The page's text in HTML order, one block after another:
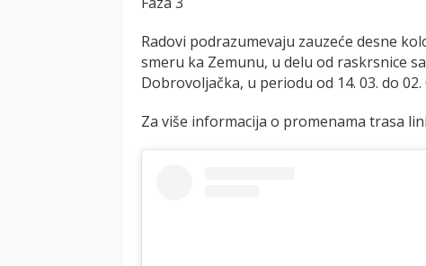
Radovi podrazumevaju zauzeće desne
smeru ka Zemunu, u delu od raskrsnice
Dobrovoljačka, u periodu od 14. 03. do 02.
Za više informacija o promenama trasa